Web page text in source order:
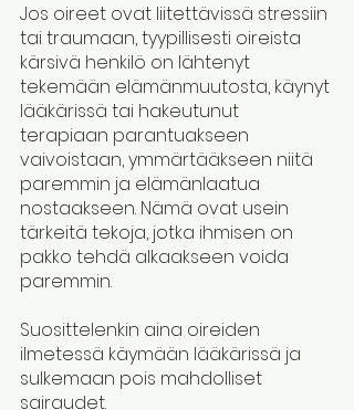
Jos oireet ovat liitettävissä stressiin
tai traumaan, tyypillisesti oireista
kärsivä henkilö on lähtenyt
tekemään elämänmuutosta, käynyt
lääkärissä tai hakeutunut
terapiaan parantuakseen
vaivoistaan, ymmärtääkseen niitä
paremmin ja elämänlaatua
nostaakseen. Nämä ovat usein
tärkeitä tekoja, jotka ihmisen on
pakko tehdä alkaakseen voida
paremmin.
Suosittelenkin aina oireiden
ilmetessä käymään lääkärissä ja
sulkemaan pois mahdolliset
sairaudet.